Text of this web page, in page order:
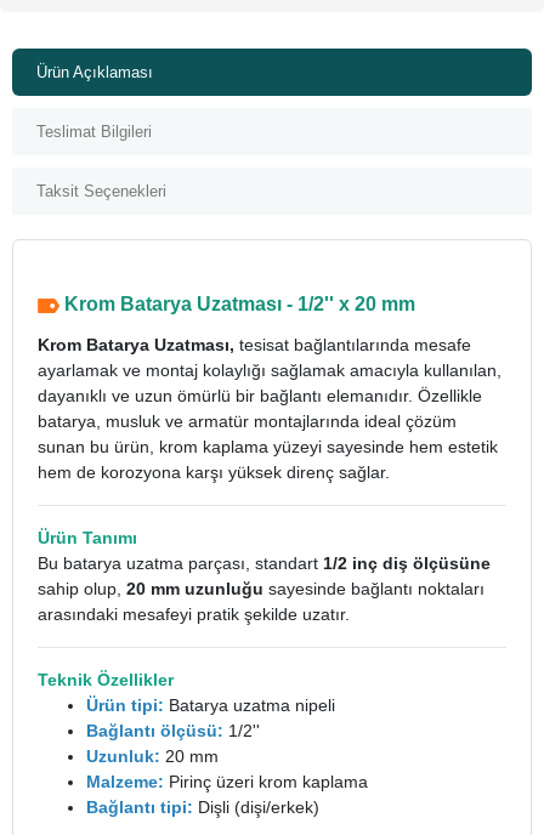
Ürün Açıklaması
Teslimat Bilgileri
Taksit Seçenekleri
Krom Batarya Uzatması - 1/2'' x 20 mm
Krom Batarya Uzatması, tesisat bağlantılarında mesafe
ayarlamak ve montaj kolaylığı sağlamak amacıyla kullanılan,
dayanıklı ve uzun ömürlü bir bağlantı elemanıdır. Özellikle
batarya, musluk ve armatür montajlarında ideal çözüm
sunan bu ürün, krom kaplama yüzeyi sayesinde hem estetik
hem de korozyona karşı yüksek direnç sağlar.
Ürün Tanımı
Bu batarya uzatma parçası, standart 1/2 inç diş ölçüsüne
sahip olup, 20 mm uzunluğu sayesinde bağlantı noktaları
arasındaki mesafeyi pratik şekilde uzatır.
Teknik Özellikler
Ürün tipi: Batarya uzatma nipeli
Bağlantı ölçüsü: 1/2''
Uzunluk: 20 mm
Malzeme: Pirinç üzeri krom kaplama
Bağlantı tipi: Dişli (dişi/erkek)